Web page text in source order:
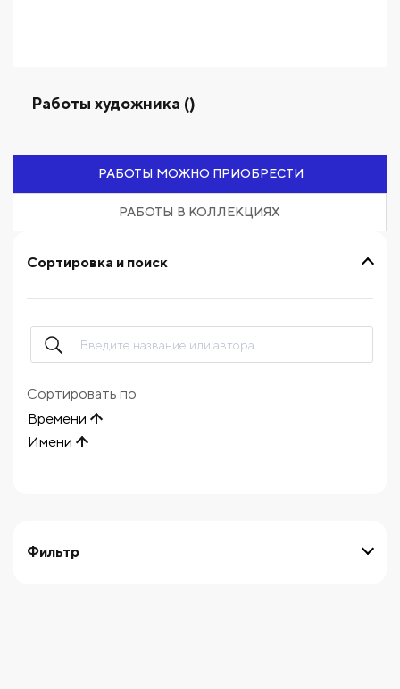
Работы художника ()
РАБОТЫ МОЖНО ПРИОБРЕСТИ
РАБОТЫ В КОЛЛЕКЦИЯХ
Фильтр
Сортировка и поиск
Сортировать по
Времени
Имени